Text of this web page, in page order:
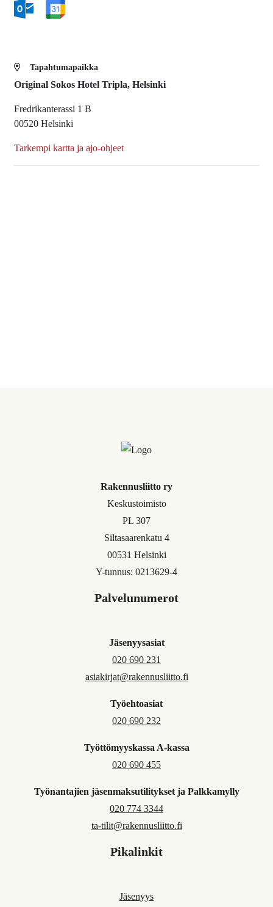
Tapahtumapaikka
Original Sokos Hotel Tripla, Helsinki
Fredrikanterassi 1 B
00520 Helsinki
Tarkempi kartta ja ajo-ohjeet
Rakennusliitto ry
Keskustoimisto
PL 307
Siltasaarenkatu 4
00531 Helsinki
Y-tunnus: 0213629-4
Palvelunumerot
Jäsenyysasiat
020 690 231
asiakirjat@rakennusliitto.fi
Työehtoasiat
020 690 232
Työttömyyskassa A-kassa
020 690 455
Työnantajien jäsenmaksutilitykset ja Palkkamylly
020 774 3344
ta-tilit@rakennusliitto.fi
Pikalinkit
Jäsenyys